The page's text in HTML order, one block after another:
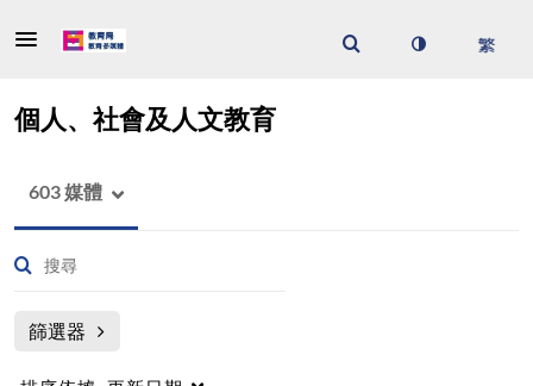
個人、社會及人文教育
603 媒體
篩選器